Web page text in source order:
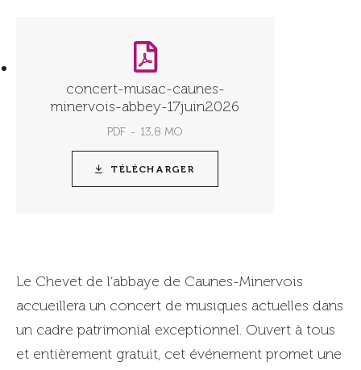
concert-musac-caunes-
minervois-abbey-17juin2026
PDF 13,8 MO
TÉLÉCHARGER
Le Chevet de l’abbaye de Caunes-Minervois
accueillera un concert de musiques actuelles dans
un cadre patrimonial exceptionnel. Ouvert à tous
et entièrement gratuit, cet événement promet une